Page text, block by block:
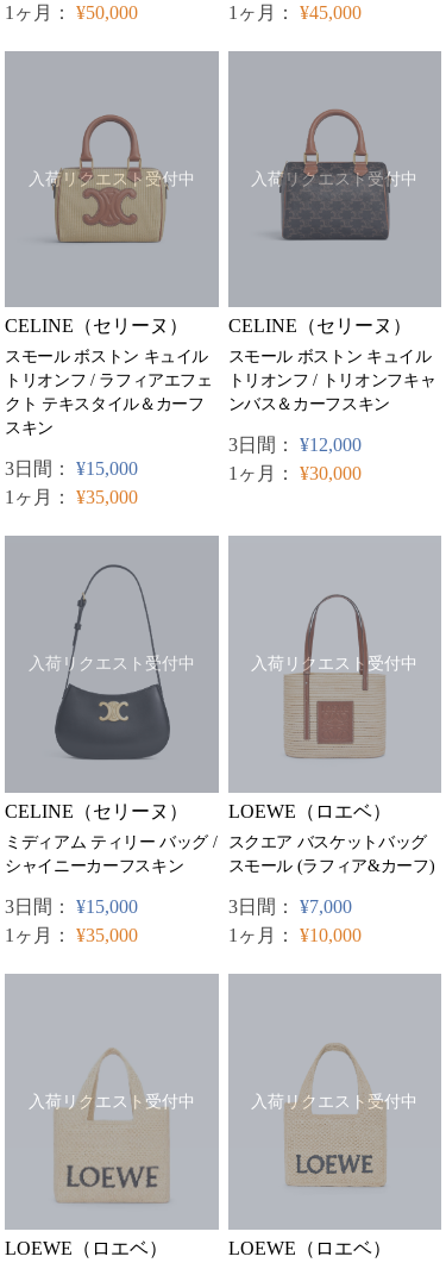
1ヶ月： ¥50,000
1ヶ月： ¥45,000
入荷リクエスト受付中
CELINE（セリーヌ）
スモール ボストン キュイル
トリオンフ / ラフィアエフェ
クト テキスタイル＆カーフ
スキン
3日間： ¥15,000
1ヶ月： ¥35,000
入荷リクエスト受付中
CELINE（セリーヌ）
スモール ボストン キュイル
トリオンフ / トリオンフキャ
ンバス＆カーフスキン
3日間： ¥12,000
1ヶ月： ¥30,000
入荷リクエスト受付中
CELINE（セリーヌ）
ミディアム ティリー バッグ /
シャイニーカーフスキン
3日間： ¥15,000
1ヶ月： ¥35,000
入荷リクエスト受付中
LOEWE（ロエベ）
スクエア バスケットバッグ
スモール (ラフィア&カーフ)
3日間： ¥7,000
1ヶ月： ¥10,000
入荷リクエスト受付中
LOEWE（ロエベ）
入荷リクエスト受付中
LOEWE（ロエベ）